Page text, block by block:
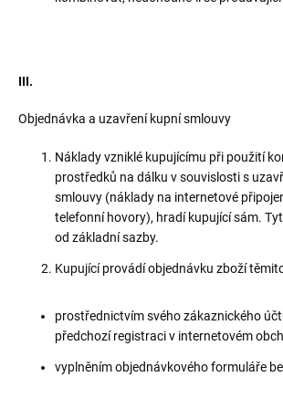
III.
Objednávka a uzavření kupní smlouvy
Náklady vzniklé kupujícímu při použití
prostředků na dálku v souvislosti s
smlouvy (náklady na internetové
telefonní hovory), hradí kupující sám.
od základní sazby.
Kupující provádí objednávku zboží
prostřednictvím svého zákaznického
předchozí registraci v internetovém
vyplněním objednávkového formuláře